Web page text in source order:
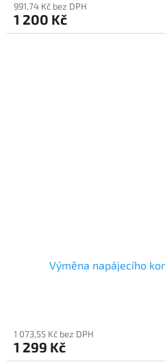
991,74 Kč bez DPH
1 200 Kč
Výměna napájecího
1 073,55 Kč bez DPH
1 299 Kč